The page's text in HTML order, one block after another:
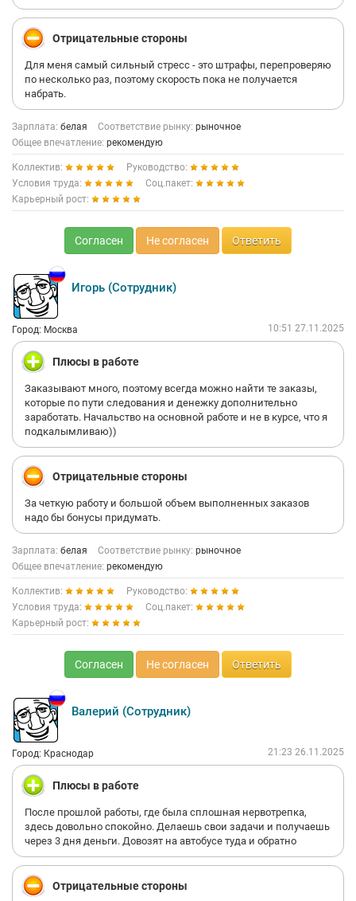
Отрицательные стороны
Для меня самый сильный стресс - это штрафы, перепроверяю
по несколько раз, поэтому скорость пока не получается
набрать.
Зарплата: белая Соответствие рынку: рыночное
Общее впечатление: рекомендую
Коллектив:
Руководство:
Условия труда:
Соц.пакет:
Карьерный рост:
Согласен Не согласен Ответить
Игорь (Сотрудник)
Город: Москва 10:51 27.11.2025
Плюсы в работе
Заказывают много, поэтому всегда можно найти те заказы,
которые по пути следования и денежку дополнительно
заработать. Начальство на основной работе и не в курсе, что я
подкалымливаю))
Отрицательные стороны
За четкую работу и большой объем выполненных заказов
надо бы бонусы придумать.
Зарплата: белая Соответствие рынку: рыночное
Общее впечатление: рекомендую
Коллектив:
Руководство:
Условия труда:
Соц.пакет:
Карьерный рост:
Согласен Не согласен Ответить
Валерий (Сотрудник)
Город: Краснодар 21:23 26.11.2025
Плюсы в работе
После прошлой работы, где была сплошная нервотрепка,
здесь довольно спокойно. Делаешь свои задачи и получаешь
через 3 дня деньги. Довозят на автобусе туда и обратно
Отрицательные стороны